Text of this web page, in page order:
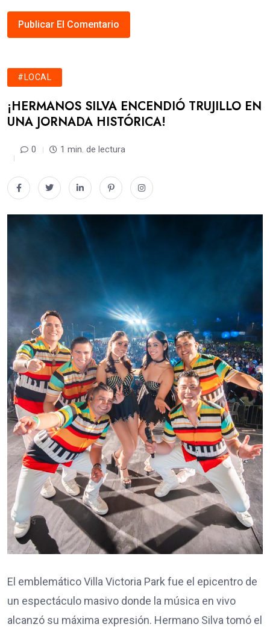
#LOCAL
​¡HERMANOS SILVA ENCENDIÓ TRUJILLO EN
UNA JORNADA HISTÓRICA!
0 1 min. de lectura
​El emblemático Villa Victoria Park fue el epicentro de
un espectáculo masivo donde la música en vivo
alcanzó su máxima expresión. Hermano Silva tomó el